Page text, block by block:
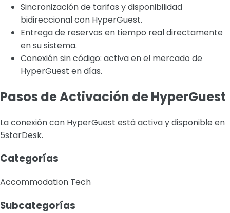
Sincronización de tarifas y disponibilidad
bidireccional con HyperGuest.
Entrega de reservas en tiempo real directamente
en su sistema.
Conexión sin código: activa en el mercado de
HyperGuest en días.
Pasos de Activación de HyperGuest
La conexión con HyperGuest está activa y disponible en
5starDesk.
Categorías
Accommodation Tech
Subcategorías